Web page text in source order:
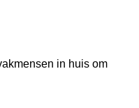
in huis om